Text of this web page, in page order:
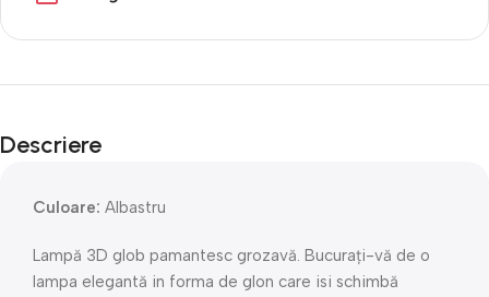
Descriere
Culoare: Albastru
Lampă 3D glob pamantesc grozavă. Bucurați-vă de o
lampa elegantă in forma de glon care isi schimbă